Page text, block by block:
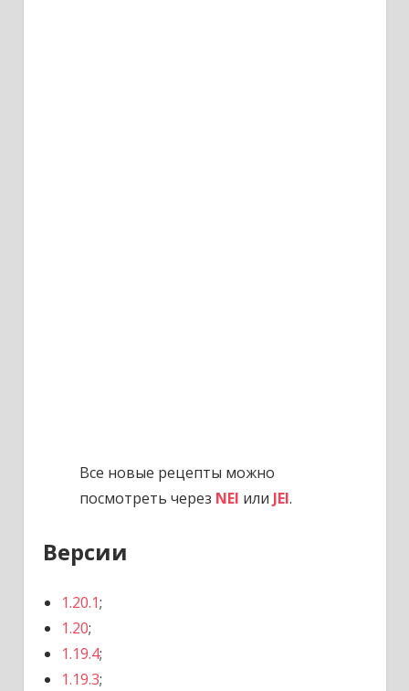
Все новые рецепты можно
посмотреть через NEI или JEI.
Версии
1.20.1;
1.20;
1.19.4;
1.19.3;